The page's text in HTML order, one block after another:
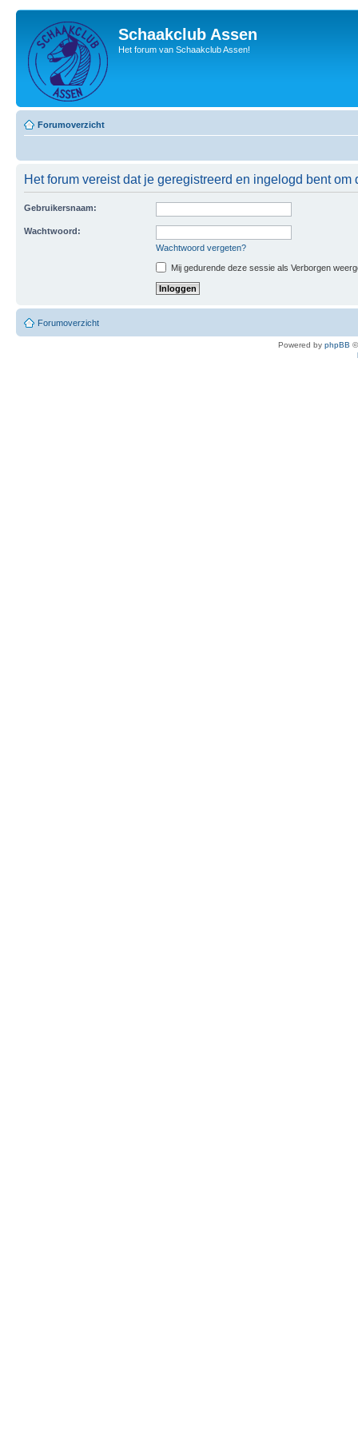
Schaakclub Assen
Het forum van Schaakclub Assen!
Forumoverzicht
Het forum vereist dat je geregistreerd en ingelogd bent
Gebruikersnaam:
Wachtwoord:
Wachtwoord vergeten?
Mij gedurende deze sessie als Verborgen
Forumoverzicht
Powered by phpBB